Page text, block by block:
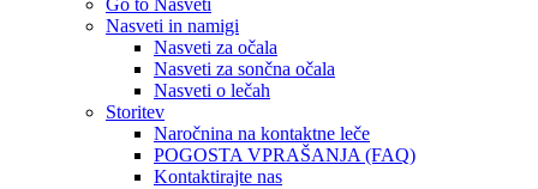
Go to Nasveti
Nasveti in namigi
Nasveti za očala
Nasveti za sončna očala
Nasveti o lečah
Storitev
Naročnina na kontaktne leče
POGOSTA VPRAŠANJA (FAQ)
Kontaktirajte nas